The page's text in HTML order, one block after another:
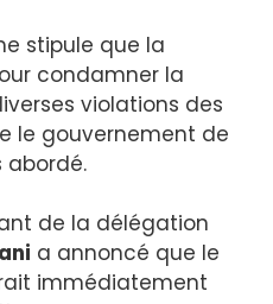
stipule que la
condamner la
violations des
le gouvernement de
abordé.
de la délégation
a annoncé que le
immédiatement